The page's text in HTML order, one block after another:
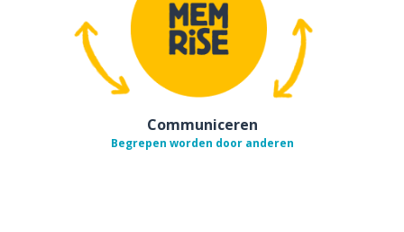
Communiceren
Begrepen worden door anderen